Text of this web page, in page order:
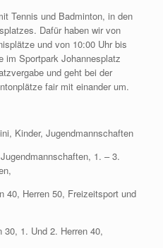
Tennis und Badminton, in den
Dafür haben wir von
und von 10:00 Uhr bis
im Sportpark Johannesplatz
und geht bei der
fair mit einander um.
Jugendmannschaften
1. – 3.
Herren 50, Freizeitsport und
1. Und 2. Herren 40,